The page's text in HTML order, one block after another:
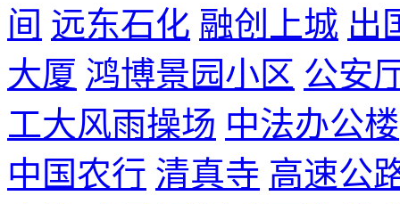
间 远东石化 融创上城 出
大厦 鸿博景园小区 公安
工大风雨操场 中法办公楼
中国农行 清真寺 高速公